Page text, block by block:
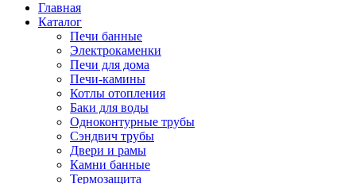
Главная
Каталог
Печи банные
Электрокаменки
Печи для дома
Печи-камины
Котлы отопления
Баки для воды
Одноконтурные трубы
Сэндвич трубы
Двери и рамы
Камни банные
Термозащита